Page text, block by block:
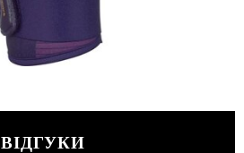
ВІДГУКИ